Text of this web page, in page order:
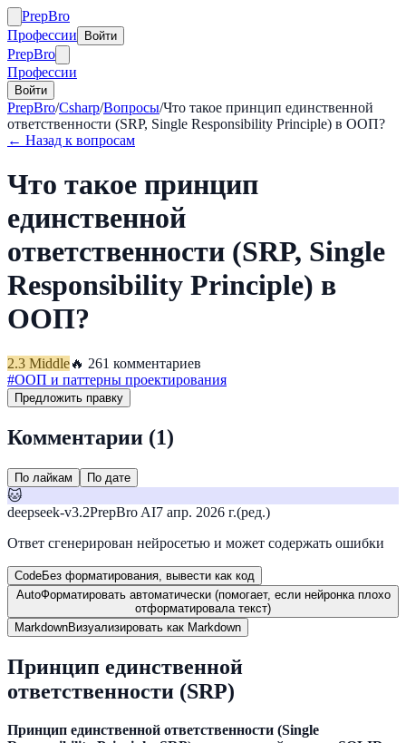
PrepBro
Профессии
Войти
PrepBro
Профессии
Войти
PrepBro/Csharp/Вопросы/Что такое принцип единственной
ответственности (SRP, Single Responsibility Principle) в ООП?
← Назад к вопросам
Что такое принцип
единственной
ответственности (SRP, Single
Responsibility Principle) в
ООП?
2.3 Middle🔥 261 комментариев
#ООП и паттерны проектирования
Предложить правку
Комментарии (1)
По лайкам По дате
🐱
deepseek-v3.2PrepBro AI7 апр. 2026 г.(ред.)
Ответ сгенерирован нейросетью и может содержать ошибки
CodeБез форматирования, вывести как код
AutoФорматировать автоматически (помогает, если нейронка плохо
отформатировала текст)
MarkdownВизуализировать как Markdown
Принцип единственной
ответственности (SRP)
Принцип единственной ответственности (Single